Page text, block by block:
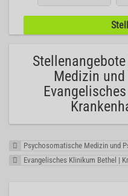
Medizin
Psychosomatische Medizin und
Evangelisches Klinikum Bethel |